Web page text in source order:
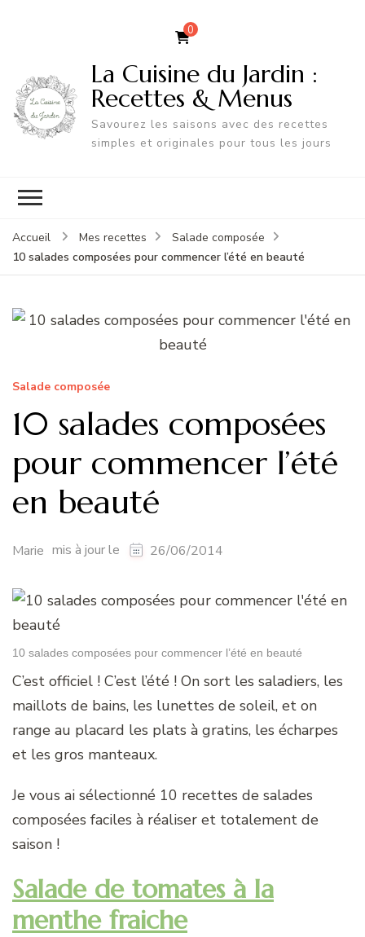
0
La Cuisine du Jardin :
Recettes & Menus
Savourez les saisons avec des recettes
simples et originales pour tous les jours
Accueil Mes recettes
Salade composée
10 salades composées pour commencer l’été en beauté
Salade composée
10 salades composées
pour commencer l’été
en beauté
Marie mis à jour le 26/06/2014
10 salades composées pour commencer l’été en beauté
C’est officiel ! C’est l’été ! On sort les saladiers, les
maillots de bains, les lunettes de soleil, et on
range au placard les plats à gratins, les écharpes
et les gros manteaux.
Je vous ai sélectionné 10 recettes de salades
composées faciles à réaliser et totalement de
saison !
Salade de tomates à la
menthe fraiche